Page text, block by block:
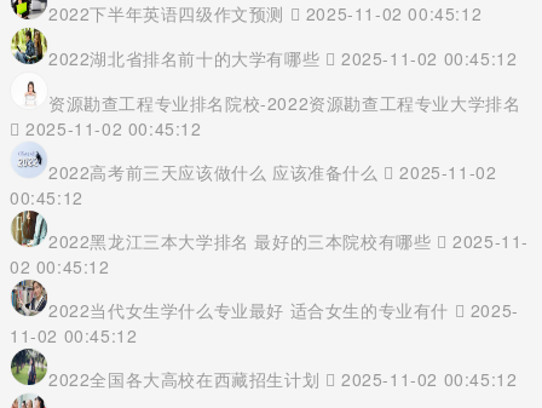
2022下半年英语四级作文预测
2025-11-02 00:45:12
2022湖北省排名前十的大学有哪些
2025-11-02 00:45:12
资源勘查工程专业排名院校-2022资源勘查工程专业大学排名
2025-11-02 00:45:12
2022高考前三天应该做什么 应该准备什么
2025-11-02
00:45:12
2022黑龙江三本大学排名 最好的三本院校有哪些
2025-11-
02 00:45:12
2022当代女生学什么专业最好 适合女生的专业有什
2025-
11-02 00:45:12
2022全国各大高校在西藏招生计划
2025-11-02 00:45:12